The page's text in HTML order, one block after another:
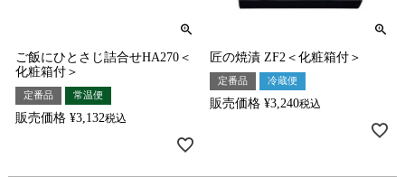
ご飯にひとさじ詰合せHA270＜
化粧箱付＞
定番品 常温便
販売価格 ¥3,132税込
匠の焼漬 ZF2＜化粧箱付＞
定番品 冷蔵便
販売価格 ¥3,240税込